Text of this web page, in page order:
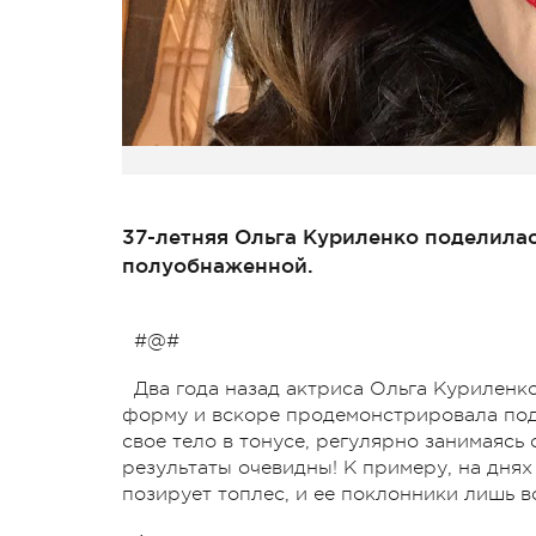
37-летняя Ольга Куриленко
полуобнаженной.
#@#
Два года назад актриса Ольга
форму и вскоре продемонстрировала
свое тело в тонусе, регулярно
результаты очевидны! К примеру, на
позирует топлес, и ее поклонники лишь